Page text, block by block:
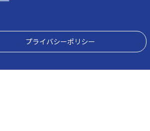
プライバシーポリシー